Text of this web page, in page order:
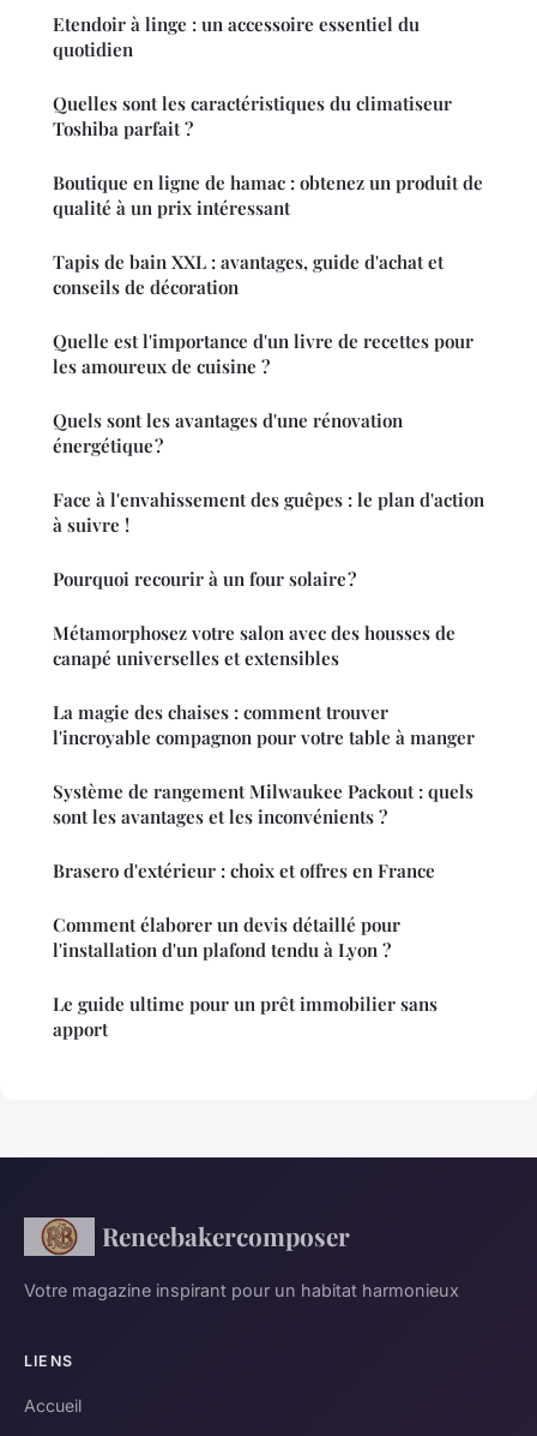
Etendoir à linge : un accessoire essentiel du
quotidien
Quelles sont les caractéristiques du climatiseur
Toshiba parfait ?
Boutique en ligne de hamac : obtenez un produit de
qualité à un prix intéressant
Tapis de bain XXL : avantages, guide d'achat et
conseils de décoration
Quelle est l'importance d'un livre de recettes pour
les amoureux de cuisine ?
Quels sont les avantages d'une rénovation
énergétique ?
Face à l'envahissement des guêpes : le plan d'action
à suivre !
Pourquoi recourir à un four solaire ?
Métamorphosez votre salon avec des housses de
canapé universelles et extensibles
La magie des chaises : comment trouver
l'incroyable compagnon pour votre table à manger
Système de rangement Milwaukee Packout : quels
sont les avantages et les inconvénients ?
Brasero d'extérieur : choix et offres en France
Comment élaborer un devis détaillé pour
l'installation d'un plafond tendu à Lyon ?
Le guide ultime pour un prêt immobilier sans
apport
Reneebakercomposer
Votre magazine inspirant pour un habitat harmonieux
LIENS
Accueil